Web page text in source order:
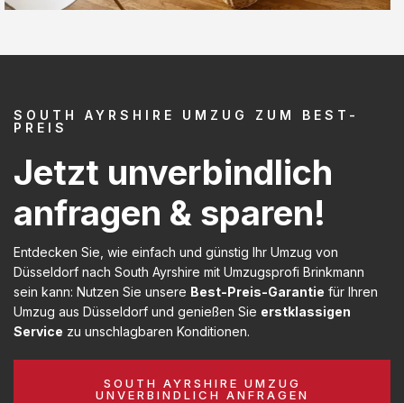
SOUTH AYRSHIRE UMZUG ZUM BEST-
PREIS
Jetzt unverbindlich
anfragen & sparen!
Entdecken Sie, wie einfach und günstig Ihr Umzug von
Düsseldorf nach South Ayrshire mit Umzugsprofi Brinkmann
sein kann: Nutzen Sie unsere Best-Preis-Garantie für Ihren
Umzug aus Düsseldorf und genießen Sie erstklassigen
Service zu unschlagbaren Konditionen.
SOUTH AYRSHIRE UMZUG
UNVERBINDLICH ANFRAGEN